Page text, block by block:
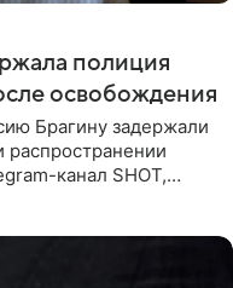
полиция
освобождения
Брагину задержали
распространении
канал SHOT,